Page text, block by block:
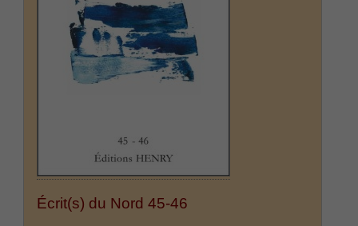
Écrit(s) du Nord 45-46